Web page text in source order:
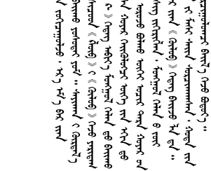
                                                                     